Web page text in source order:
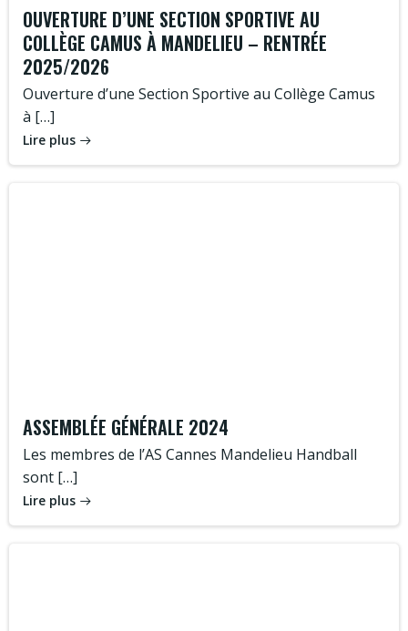
OUVERTURE D’UNE SECTION SPORTIVE AU
COLLÈGE CAMUS À MANDELIEU – RENTRÉE
2025/2026
Ouverture d’une Section Sportive au Collège Camus
à […]
Lire plus
ASSEMBLÉE GÉNÉRALE 2024
Les membres de l’AS Cannes Mandelieu Handball
sont […]
Lire plus